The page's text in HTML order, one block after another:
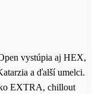
vystúpia aj HEX,
a ďalší umelci.
EXTRA, chillout